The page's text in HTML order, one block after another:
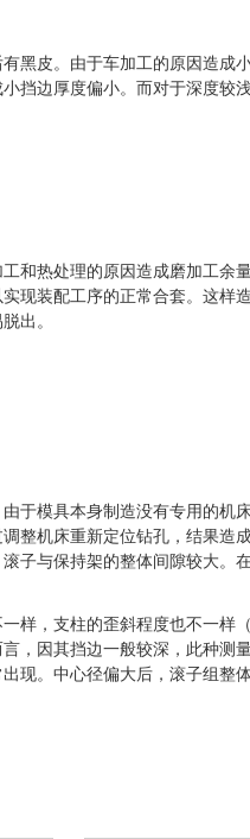
黑皮。由于车加工的原因造成
挡边厚度偏小。而对于深度较
和热处理的原因造成磨加工余
现装配工序的正常合套。这
出。
于模具本身制造没有专用的机
整机床重新定位钻孔，结果造
子与保持架的整体间隙较大。
样，支柱的歪斜程度也不一样
，因其挡边一般较深，此种测
现。中心径偏大后，滚子组整